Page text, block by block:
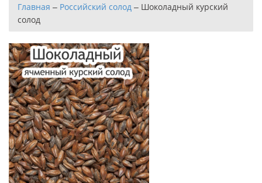
Главная – Российский солод – Шоколадный курский
солод